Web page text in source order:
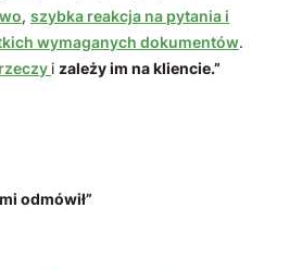
, szybka reakcja na pytania i
wymaganych dokumentów.
i zależy im na kliencie.”
odmówił”